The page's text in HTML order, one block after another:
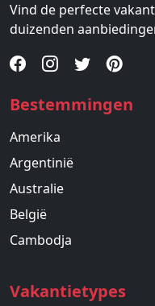
Vind de perfecte
duizenden
Bestemmingen
Amerika
Argentinië
Australie
België
Cambodja
Vakantietypes